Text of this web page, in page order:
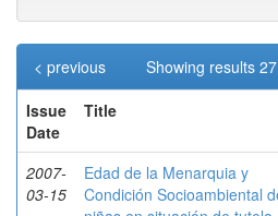
Showing results
< previous
Issue
Date
Title
2007-
03-15
Edad de la Menarquia y
Condición Socioambiental